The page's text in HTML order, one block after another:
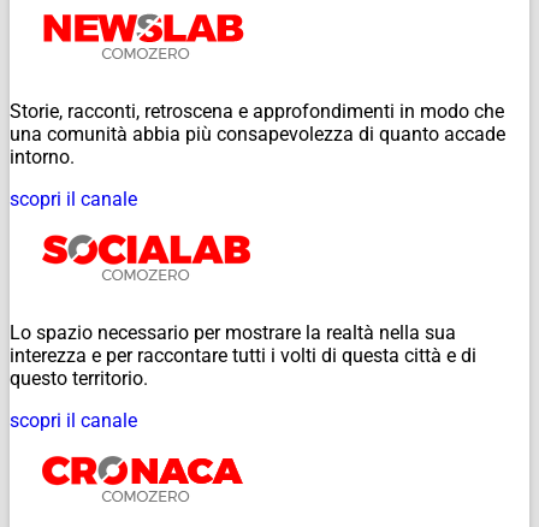
Storie, racconti, retroscena e approfondimenti in modo che
una comunità abbia più consapevolezza di quanto accade
intorno.
scopri il canale
Lo spazio necessario per mostrare la realtà nella sua
interezza e per raccontare tutti i volti di questa città e di
questo territorio.
scopri il canale